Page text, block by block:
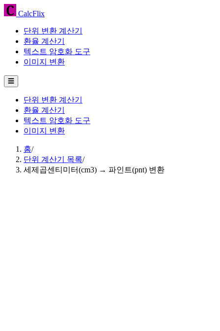
CalcFlix
단위 변환 계산기
환율 계산기
텍스트 암호화 도구
이미지 변환
☰
단위 변환 계산기
환율 계산기
텍스트 암호화 도구
이미지 변환
홈/
단위 계산기 목록/
세제곱센티미터(cm3) → 파인트(pnt) 변환